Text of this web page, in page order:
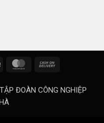
Stripe MasterCard
Delivery
ĐOÀN CÔNG NGHIỆP